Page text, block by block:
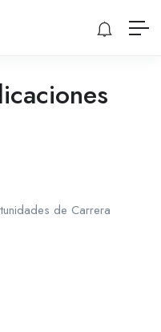
de Carrera